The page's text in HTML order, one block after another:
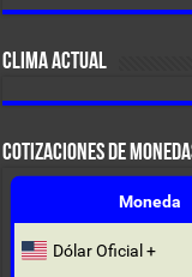
CLIMA ACTUAL
COTIZACIONES DE
Moneda
Dólar Oficial +